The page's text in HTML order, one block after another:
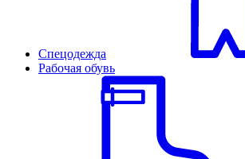
Спецодежда
Рабочая обувь